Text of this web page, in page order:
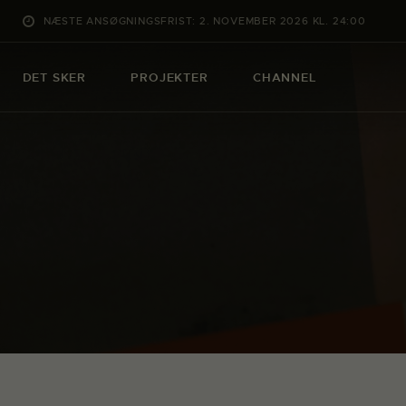
NÆSTE ANSØGNINGSFRIST: 2. NOVEMBER 2026 KL. 24:00
DET SKER PROJEKTER CHANNEL